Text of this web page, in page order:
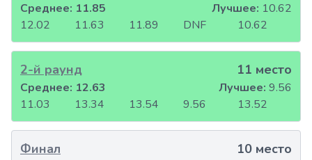
12.02 11.63 11.89 DNF 10.62
Среднее: 11.85 Лучшее: 10.62
2-й раунд 11 место
11.03 13.34 13.54 9.56 13.52
Среднее: 12.63 Лучшее: 9.56
Финал 10 место